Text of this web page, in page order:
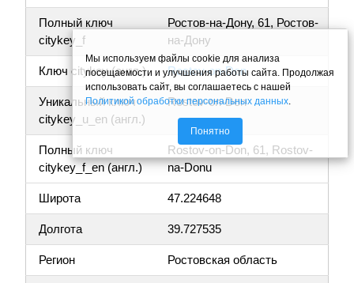
Полный ключ
citykey_f
Ростов-на-Дону, 61, Ростов-
на-Дону
Ключ citykey (англ.) Rostov-on-Don
Уникальный ключ
citykey_u_en (англ.)
Rostov-on-Don
Полный ключ
citykey_f_en (англ.)
Rostov-on-Don, 61, Rostov-
na-Donu
Широта 47.224648
Долгота 39.727535
Регион Ростовская область
Мы используем файлы cookie для анализа
посещаемости и улучшения работы сайта. Продолжая
использовать сайт, вы соглашаетесь с нашей
Политикой обработки персональных данных.
Понятно